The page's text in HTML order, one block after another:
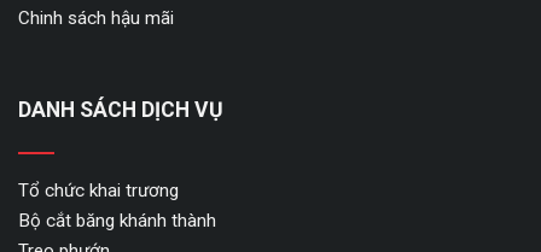
Chinh sách hậu mãi
DANH SÁCH DỊCH VỤ
Tổ chức khai trương
Bộ cắt băng khánh thành